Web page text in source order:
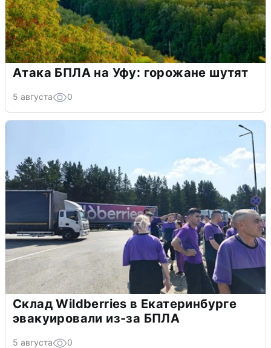
Атака БПЛА на Уфу: горожане шутят
5 августа 0
Склад Wildberries в Екатеринбурге
эвакуировали из-за БПЛА
5 августа 0